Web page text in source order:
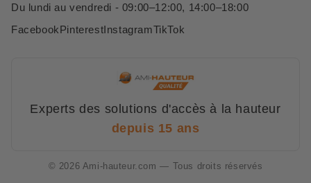
Du lundi au vendredi - 09:00–12:00, 14:00–18:00
FacebookPinterestInstagramTikTok
Experts des solutions d'accès à la hauteur
depuis 15 ans
© 2026 Ami-hauteur.com — Tous droits réservés